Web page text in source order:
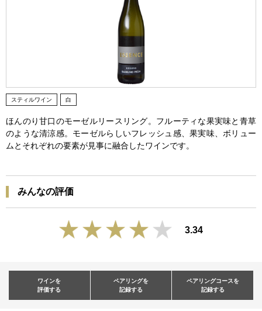
スティルワイン 白
ほんのり甘口のモーゼルリースリング。フルーティな果実味と青草
のような清涼感。モーゼルらしいフレッシュ感、果実味、ボリュー
ムとそれぞれの要素が見事に融合したワインです。
みんなの評価
3.34
ワインを
評価する
ペアリングを
記録する
ペアリングコースを
記録する